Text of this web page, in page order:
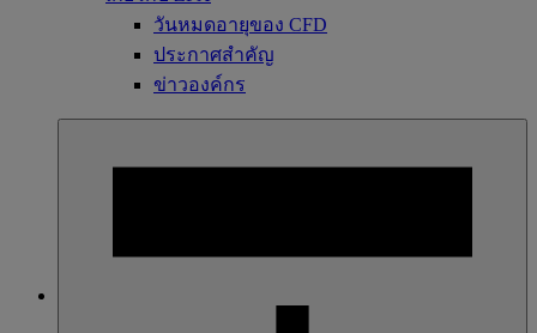
วันหมดอายุของ CFD
ประกาศสำคัญ
ข่าวองค์กร